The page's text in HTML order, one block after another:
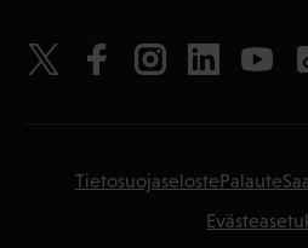
TietosuojaselostePalaute